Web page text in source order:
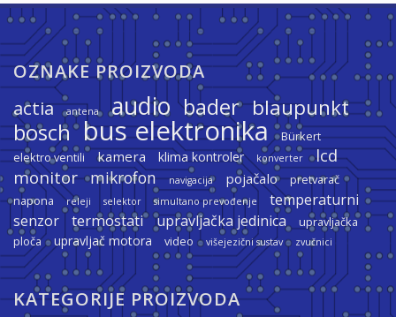
OZNAKE PROIZVODA
actia antena audio bader blaupunkt
bosch bus elektronika
Bürkert
elektro ventili
kamera klima kontroler konverter
lcd
monitor mikrofon navigacija pojačalo
pretvarač
napona
releji selektor simultano prevođenje
temperaturni
senzor
termostati upravljačka jedinica
upravljačka
ploča
upravljač motora video višejezični sustav zvučnici
KATEGORIJE PROIZVODA